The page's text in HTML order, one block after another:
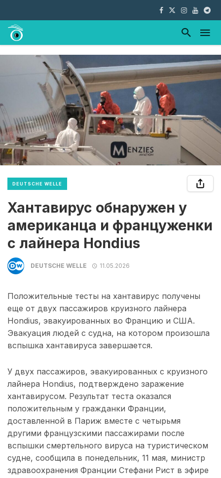
DEUTSCHE WELLE
Хантавирус обнаружен у
американца и француженки
с лайнера Hondius
DEUTSCHE WELLE 11.05.2026
Положительные тесты на хантавирус получены
еще от двух пассажиров круизного лайнера
Hondius, эвакуированных во Францию и США.
Эвакуация людей с судна, на котором произошла
вспышка хантавируса завершается.
У двух пассажиров, эвакуированных с круизного
лайнера Hondius, подтверждено заражение
хантавирусом. Результат теста оказался
положительным у гражданки Франции,
доставленной в Париж вместе с четырьмя
другими французскими пассажирами после
вспышки смертельного вируса на туристическом
судне, сообщила в понедельник, 11 мая, министр
здравоохранения Франции Стефани Рист в эфире